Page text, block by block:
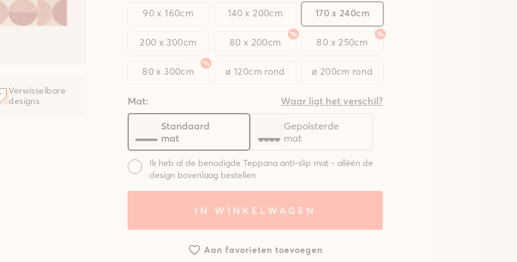
Verwisselbare
designs
90 x 160cm 140 x 200cm 170 x 240cm
200 x 300cm 80 x 200cm 80 x 250cm
80 x 300cm ø 120cm rond ø 200cm rond
Mat: Waar ligt het verschil?
Standaard
mat
Gepolsterde
mat
Ik heb al de benodigde Teppana anti-slip mat - alléén de
design bovenlaag bestellen
IN WINKELWAGEN
Aan favorieten toevoegen